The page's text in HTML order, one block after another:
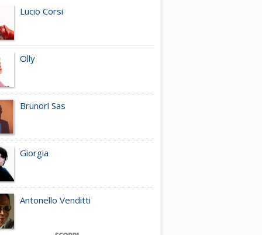
Lucio Corsi
Olly
Brunori Sas
Giorgia
Antonello Venditti